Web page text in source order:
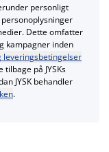
personligt
Dette omfatter
kampagner inden
leveringsbetingelser
på JYSKs
JYSK behandler
.